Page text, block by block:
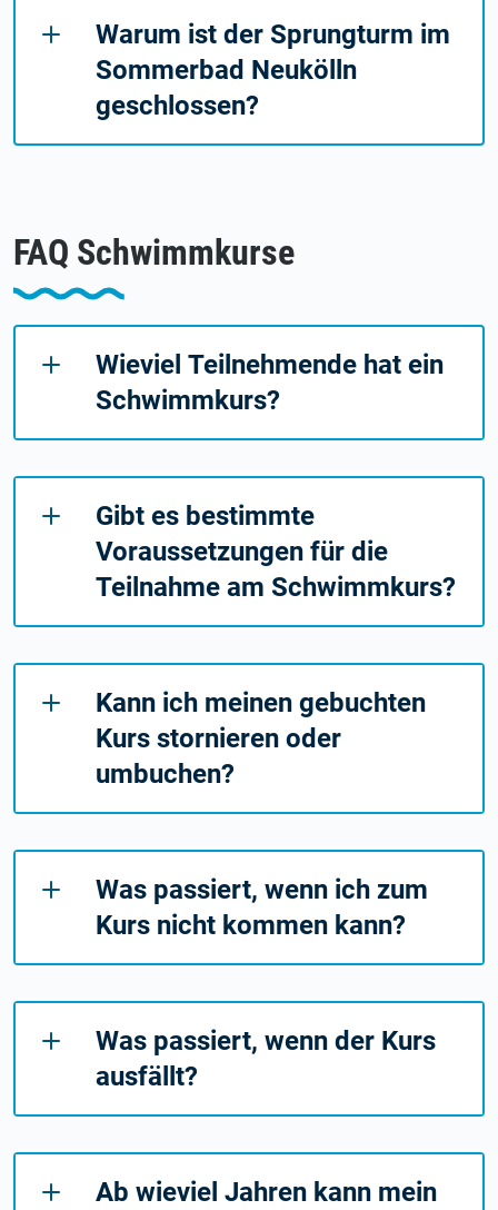
Warum ist der Sprungturm im
Sommerbad Neukölln
geschlossen?
FAQ Schwimmkurse
Wieviel Teilnehmende hat ein
Schwimmkurs?
Gibt es bestimmte
Voraussetzungen für die
Teilnahme am Schwimmkurs?
Kann ich meinen gebuchten
Kurs stornieren oder
umbuchen?
Was passiert, wenn ich zum
Kurs nicht kommen kann?
Was passiert, wenn der Kurs
ausfällt?
Ab wieviel Jahren kann mein